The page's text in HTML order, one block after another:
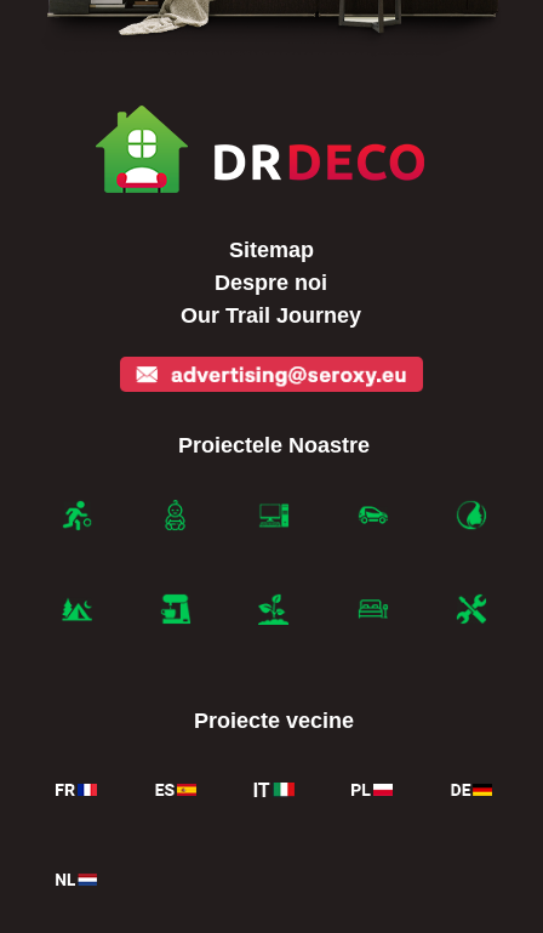
Sitemap
Despre noi
Our Trail Journey
Proiectele Noastre
Proiecte vecine